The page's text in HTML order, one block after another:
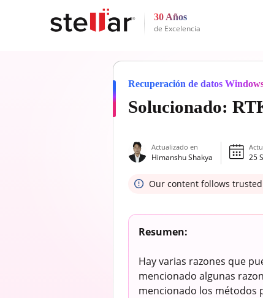
30 Años
de Excelencia
Recuperación de datos
Solucionado:
Actualizado en
Himanshu Shakya 25
Our content follows trusted
Resumen:
Hay varias razones que
mencionado algunas
mencionado los métodos